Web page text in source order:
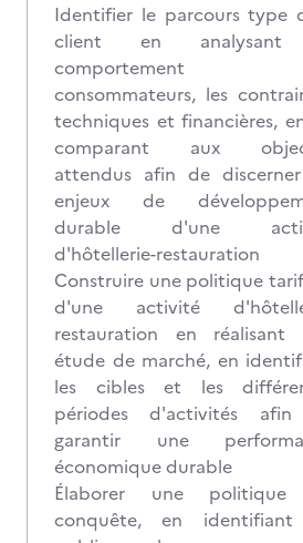
Identifier le parcours type
client en
comportement
consommateurs, les
techniques et financières,
comparant aux
attendus afin de
enjeux de
durable d'une
d'hôtellerie-restauration
Construire une politique
d'une activité
restauration en réalisant
étude de marché, en
les cibles et les
périodes d'activités
garantir une
économique durable
Élaborer une
conquête, en